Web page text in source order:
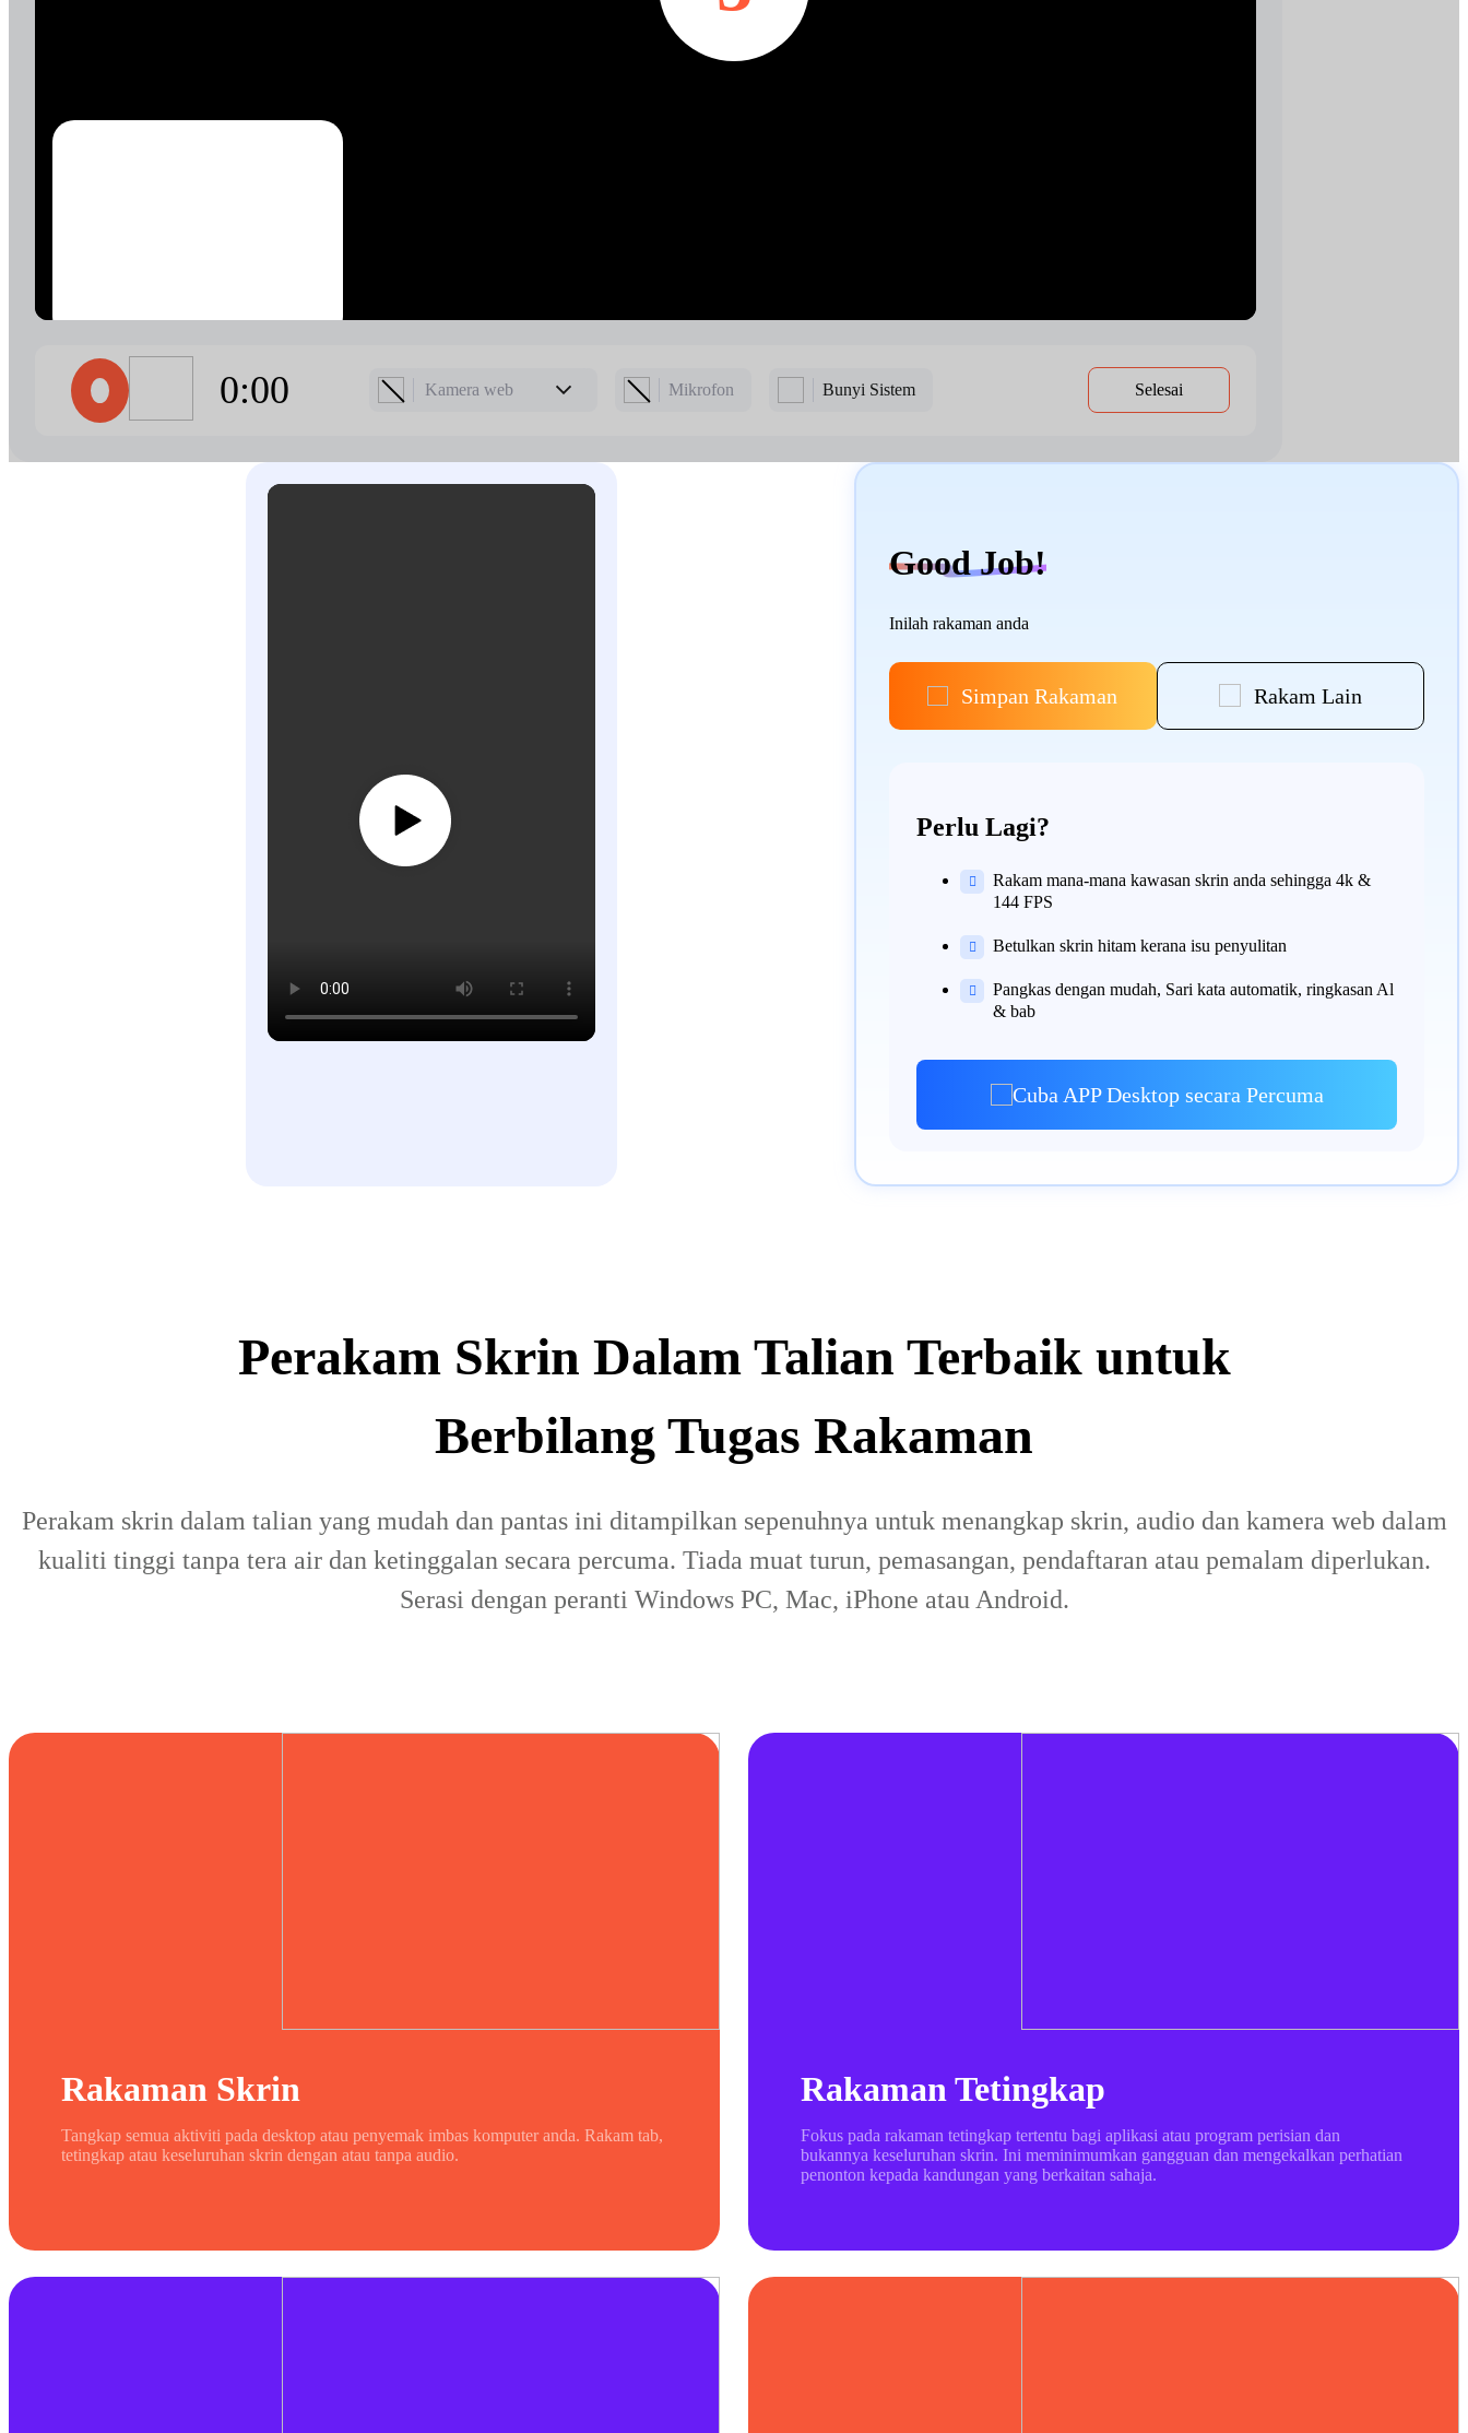
0:00 Kamera web Mikrofon Bunyi Sistem Selesai
Good Job!
Inilah rakaman anda
Simpan Rakaman Rakam Lain
Perlu Lagi?

Rakam mana-mana kawasan skrin anda sehingga 4k &
144 FPS
 Betulkan skrin hitam kerana isu penyulitan

Pangkas dengan mudah, Sari kata automatik, ringkasan Al
& bab
Cuba APP Desktop secara Percuma
Perakam Skrin Dalam Talian Terbaik untuk
Berbilang Tugas Rakaman
Perakam skrin dalam talian yang mudah dan pantas ini ditampilkan sepenuhnya untuk menangkap skrin, audio dan kamera web dalam
kualiti tinggi tanpa tera air dan ketinggalan secara percuma. Tiada muat turun, pemasangan, pendaftaran atau pemalam diperlukan.
Serasi dengan peranti Windows PC, Mac, iPhone atau Android.
Rakaman Skrin
Tangkap semua aktiviti pada desktop atau penyemak imbas komputer anda. Rakam tab,
tetingkap atau keseluruhan skrin dengan atau tanpa audio.
Rakaman Tetingkap
Fokus pada rakaman tetingkap tertentu bagi aplikasi atau program perisian dan
bukannya keseluruhan skrin. Ini meminimumkan gangguan dan mengekalkan perhatian
penonton kepada kandungan yang berkaitan sahaja.